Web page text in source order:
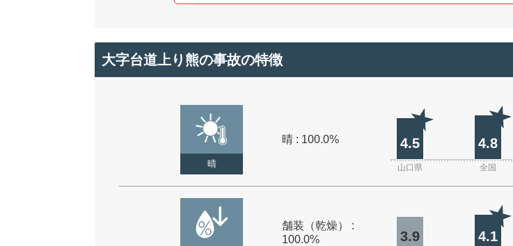
大字台道上り熊の事故の特徴
晴
晴 : 100.0% 4.5 4.8
山口県 全国
舗装（乾燥） :
100.0%
3.9 4.1